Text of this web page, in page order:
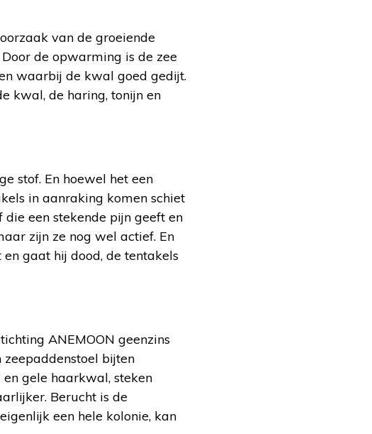
van de groeiende
de opwarming is de zee
waarbij de kwal goed gedijt.
kwal, de haring, tonijn en
stof. En hoewel het een
in aanraking komen schiet
een stekende pijn geeft en
zijn ze nog wel actief. En
gaat hij dood, de tentakels
ANEMOON geenzins
bijten
gele haarkwal, steken
Berucht is de
een hele kolonie, kan